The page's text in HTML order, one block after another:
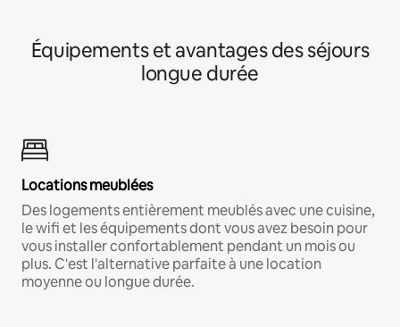
Équipements et avantages des séjours
longue durée
Locations meublées
Des logements entièrement meublés avec une cuisine,
le wifi et les équipements dont vous avez besoin pour
vous installer confortablement pendant un mois ou
plus. C'est l'alternative parfaite à une location
moyenne ou longue durée.